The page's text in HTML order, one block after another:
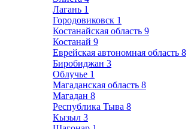
Лагань 1
Городовиковск 1
Костанайская область 9
Костанай 9
Еврейская автономная область 8
Биробиджан 3
Облучье 1
Магаданская область 8
Магадан 8
Республика Тыва 8
Кызыл 3